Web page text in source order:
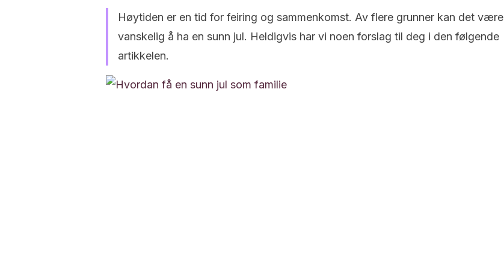
Høytiden er en tid for feiring og sammenkomst. Av flere grunner kan det være
vanskelig å ha en sunn jul. Heldigvis har vi noen forslag til deg i den følgende
artikkelen.